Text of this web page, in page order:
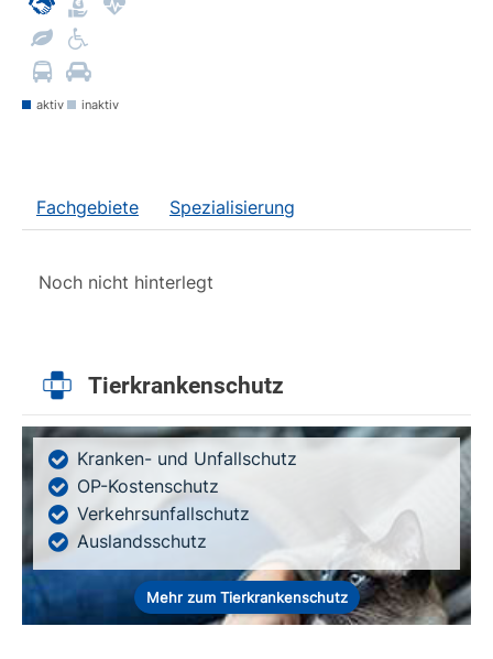
aktiv inaktiv
Fachgebiete Spezialisierung
Noch nicht hinterlegt
Tierkrankenschutz
Kranken- und Unfallschutz
OP-Kostenschutz
Verkehrsunfallschutz
Auslandsschutz
Mehr zum Tierkrankenschutz